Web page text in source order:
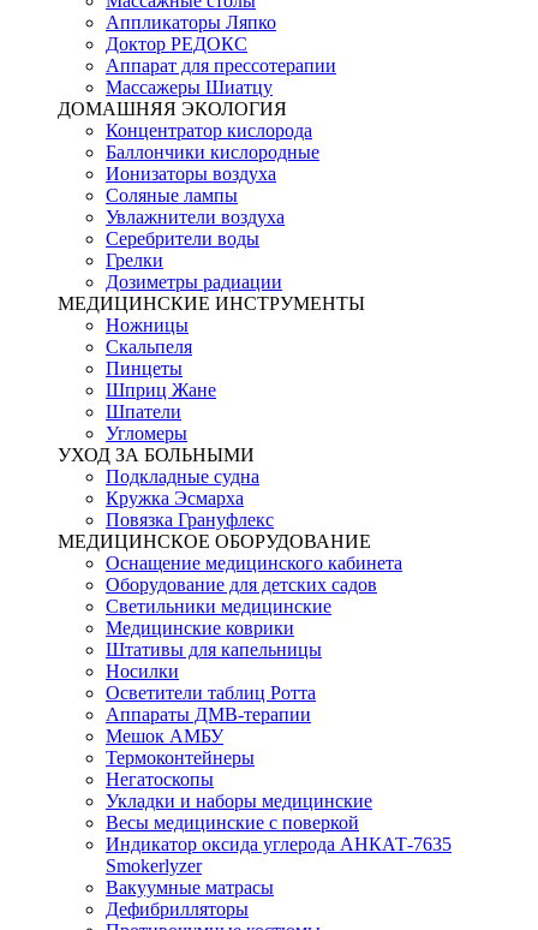
Аппликаторы Ляпко
Доктор РЕДОКС
Аппарат для прессотерапии
Массажеры Шиатцу
ДОМАШНЯЯ ЭКОЛОГИЯ
Концентратор кислорода
Баллончики кислородные
Ионизаторы воздуха
Соляные лампы
Увлажнители воздуха
Серебрители воды
Грелки
Дозиметры радиации
МЕДИЦИНСКИЕ ИНСТРУМЕНТЫ
Ножницы
Скальпеля
Пинцеты
Шприц Жане
Шпатели
Угломеры
УХОД ЗА БОЛЬНЫМИ
Подкладные судна
Кружка Эсмарха
Повязка Грануфлекс
МЕДИЦИНСКОЕ ОБОРУДОВАНИЕ
Оснащение медицинского кабинета
Оборудование для детских садов
Светильники медицинские
Медицинские коврики
Штативы для капельницы
Носилки
Осветители таблиц Ротта
Аппараты ДМВ-терапии
Мешок АМБУ
Термоконтейнеры
Негатоскопы
Укладки и наборы медицинские
Весы медицинские с поверкой
Индикатор оксида углерода АНКАТ-7635
Smokerlyzer
Вакуумные матрасы
Дефибрилляторы